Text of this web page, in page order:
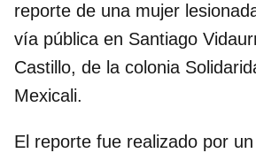
reporte de una mujer
vía pública en Santiago
Castillo, de la colonia
Mexicali.
El reporte fue realizado por